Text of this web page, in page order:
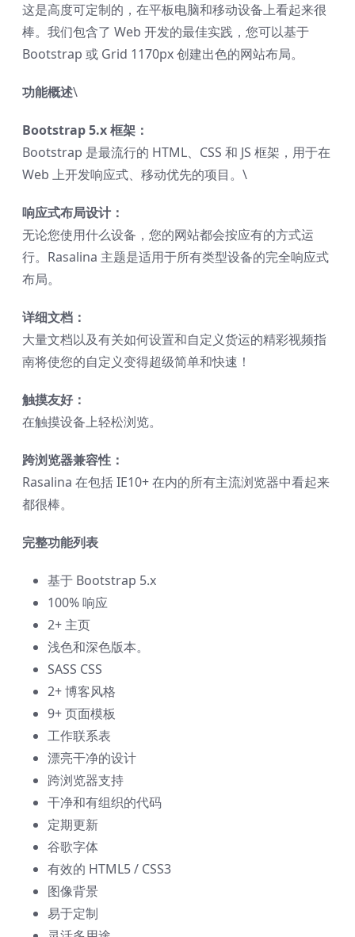
这是高度可定制的，在平板电脑和移动设备上看起来很
棒。我们包含了 Web 开发的最佳实践，您可以基于
Bootstrap 或 Grid 1170px 创建出色的网站布局。
功能概述\
Bootstrap 5.x 框架：
Bootstrap 是最流行的 HTML、CSS 和 JS 框架，用于在
Web 上开发响应式、移动优先的项目。\
响应式布局设计：
无论您使用什么设备，您的网站都会按应有的方式运
行。Rasalina 主题是适用于所有类型设备的完全响应式
布局。
详细文档：
大量文档以及有关如何设置和自定义货运的精彩视频指
南将使您的自定义变得超级简单和快速！
触摸友好：
在触摸设备上轻松浏览。
跨浏览器兼容性：
Rasalina 在包括 IE10+ 在内的所有主流浏览器中看起来
都很棒。
完整功能列表
基于 Bootstrap 5.x
100% 响应
2+ 主页
浅色和深色版本。
SASS CSS
2+ 博客风格
9+ 页面模板
工作联系表
漂亮干净的设计
跨浏览器支持
干净和有组织的代码
定期更新
谷歌字体
有效的 HTML5 / CSS3
图像背景
易于定制